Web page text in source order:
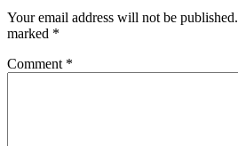
Your email address will not be published.
marked *
Comment *